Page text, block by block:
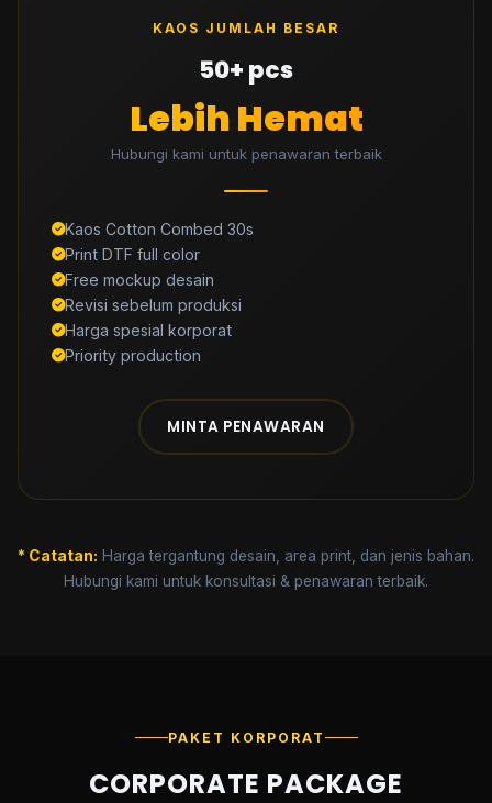
KAOS JUMLAH BESAR
50+ pcs
Lebih Hemat
Hubungi kami untuk penawaran terbaik
Kaos Cotton Combed 30s
Print DTF full color
Free mockup desain
Revisi sebelum produksi
Harga spesial korporat
Priority production
MINTA PENAWARAN
* Catatan: Harga tergantung desain, area print, dan jenis bahan.
Hubungi kami untuk konsultasi & penawaran terbaik.
PAKET KORPORAT
CORPORATE PACKAGE